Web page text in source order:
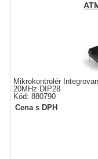
Mikrokontrolér
20MHz DIP28
Kód: 880790
Cena s DPH